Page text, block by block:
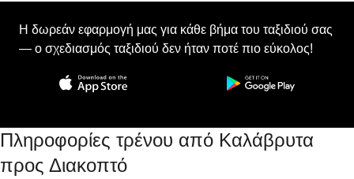
Η δωρεάν εφαρμογή μας για κάθε βήμα του ταξιδιού σας
— ο σχεδιασμός ταξιδιού δεν ήταν ποτέ πιο εύκολος!
Πληροφορίες τρένου από Καλάβρυτα
προς Διακοπτό